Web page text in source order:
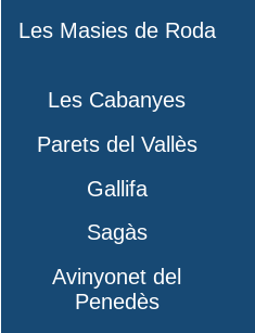
Les Masies de Roda
Les Cabanyes
Parets del Vallès
Gallifa
Sagàs
Avinyonet del
Penedès